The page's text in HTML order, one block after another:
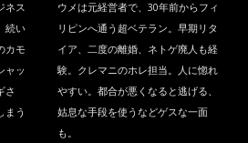
ネス
続い
カモ
ャッ
さ
まう
ウメは元経営者で、30年前からフィ
リピンへ通う超ベテラン。早期リタ
イア、二度の離婚、ネトゲ廃人も経
験。クレマニのホレ担当。人に惚れ
やすい。都合が悪くなると逃げる、
姑息な手段を使うなどゲスな一面
も。